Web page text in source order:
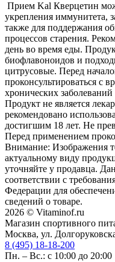
Прием Kal Кверцетин
укрепления иммунитета,
также для поддержания
процессов старения.
день во время еды.
биофлавоноидов и
цитрусовые. Перед
проконсультироваться с
хронических
Продукт не является
рекомендовано
достигшим 18 лет. Не
Перед применением
Внимание: Изображения
актуальному виду
уточняйте у продавца.
соответствии с
Федерации для
сведений о товаре.
2026 © Vitaminof.ru
Магазин спортивного
Москва, ул.
8 (495) 18-18-200
Пн. – Вс.: с 10:00 до 20:00